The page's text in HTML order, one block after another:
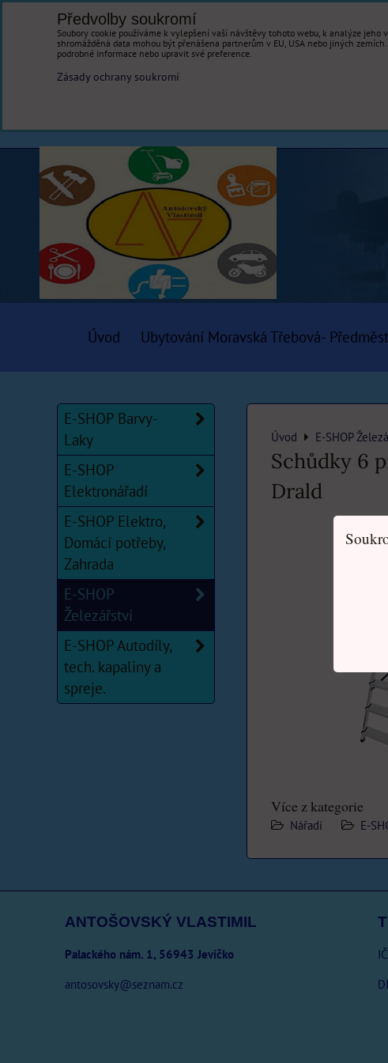
Úvod Ubytování Moravská Třebová-
Úvod E-SHOP
Schůdky 6
Drald
Více z kategorie
Nářadí E-
E-SHOP Barvy-
Laky
E-SHOP
Elektronářadí
E-SHOP Elektro,
Domácí potřeby,
Zahrada
E-SHOP
Železářství
E-SHOP Autodíly,
tech. kapaliny a
spreje.
ANTOŠOVSKÝ VLASTIMIL
Palackého nám. 1, 56943 Jevíčko
antosovsky@seznam.cz
Předvolby soukromí
Soubory cookie používáme k vylepšení vaší návštěvy tohoto webu, k analýze
shromážděná data mohou být přenášena partnerům v EU, USA nebo jiných
podrobné informace nebo upravit své preference.
Zásady ochrany soukromí